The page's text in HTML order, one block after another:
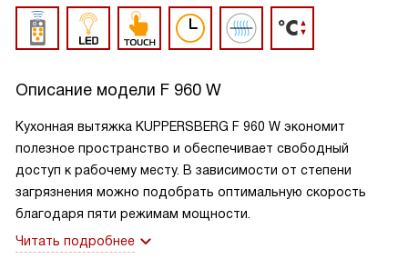
Описание модели F 960 W
Кухонная вытяжка KUPPERSBERG F 960 W экономит
полезное пространство и обеспечивает свободный
доступ к рабочему месту. В зависимости от степени
загрязнения можно подобрать оптимальную скорость
благодаря пяти режимам мощности.
Читать подробнее